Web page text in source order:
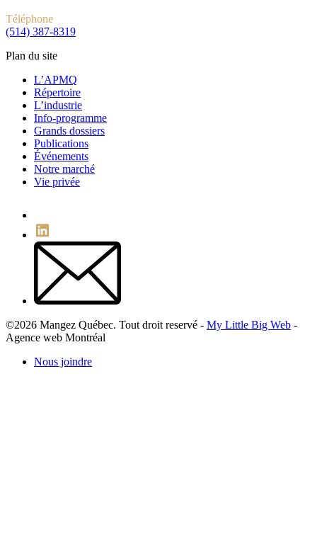
Téléphone
(514) 387-8319
Plan du site
L’APMQ
Répertoire
L’industrie
Info-programme
Grands dossiers
Publications
Événements
Notre marché
Vie privée
©2026 Mangez Québec. Tout droit reservé - My Little Big Web -
Agence web Montréal
Nous joindre